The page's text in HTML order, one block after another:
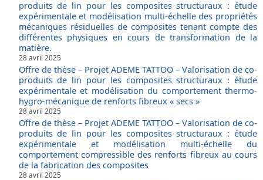
produits de lin pour les composites structuraux : étude
expérimentale et modélisation multi-échelle des propriétés
mécaniques résiduelles de composites tenant compte des
différentes physiques en cours de transformation de la
matière.
28 avril 2025
Offre de thèse – Projet ADEME TATTOO – Valorisation de co-
produits de lin pour les composites structuraux : étude
expérimentale et modélisation du comportement thermo-
hygro-mécanique de renforts fibreux « secs »
28 avril 2025
Offre de thèse – Projet ADEME TATTOO – Valorisation de co-
produits de lin pour les composites structuraux : étude
expérimentale et modélisation multi-échelle du
comportement compressible des renforts fibreux au cours
de la fabrication des composites
28 avril 2025